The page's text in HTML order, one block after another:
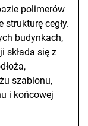
polimerów
cegły.
budynkach,
składa się z
szablonu,
i końcowej